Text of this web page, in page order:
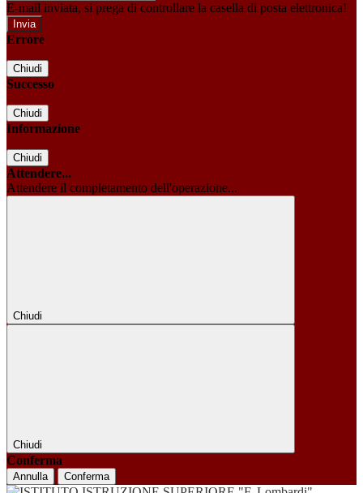
E-mail inviata, si prega di controllare la casella di posta elettronica!
Errore
Chiudi
Successo
Chiudi
Informazione
Chiudi
Attendere...
Attendere il completamento dell'operazione...
Chiudi
Chiudi
Conferma
Annulla Conferma